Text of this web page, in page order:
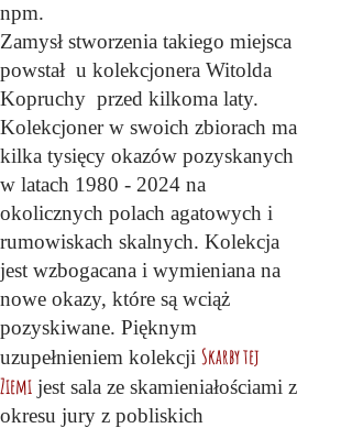
npm.
Zamysł stworzenia takiego miejsca
powstał u kolekcjonera Witolda
Kopruchy przed kilkoma laty.
Kolekcjoner w swoich zbiorach ma
kilka tysięcy okazów pozyskanych
w latach 1980 - 2024 na
okolicznych polach agatowych i
rumowiskach skalnych. Kolekcja
jest wzbogacana i wymieniana na
nowe okazy, które są wciąż
pozyskiwane. Pięknym
uzupełnieniem kolekcji Skarby tej
Ziemi jest sala ze skamieniałościami z
okresu jury z pobliskich